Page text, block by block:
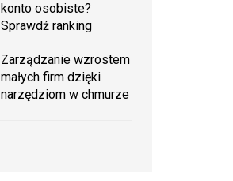
konto osobiste?
Sprawdź ranking
Zarządzanie wzrostem
małych firm dzięki
narzędziom w chmurze